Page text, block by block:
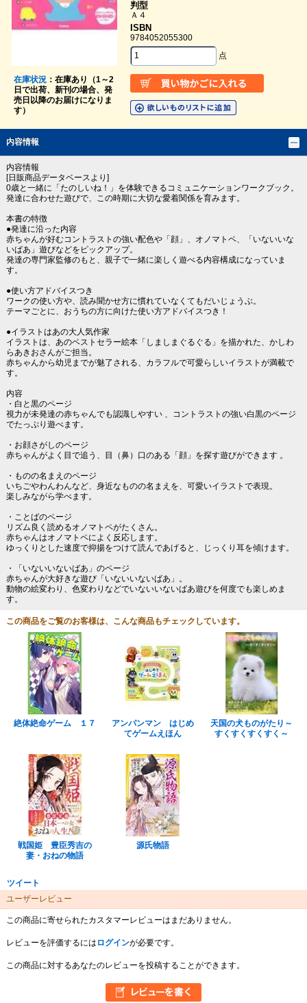
在庫状況：在庫あり（1～2
日で出荷、新刊の場合、発
売日以降のお届けになりま
す）
判型
Ａ４
ISBN
9784052055300
点
内容情報
内容情報
[日販商品データベースより]
0歳と一緒に「たのしいね！」を体験できるコミュニケーションワークブック。
発達に合わせた遊びで、この時期に大切な愛着関係を育みます。
本書の特徴
●発達に沿った内容
赤ちゃんが好むコントラストの強い配色や「顔」、オノマトペ、「いないいな
いばあ」遊びなどをピックアップ。
発達の専門家監修のもと、親子で一緒に楽しく遊べる内容構成になっていま
す。
●使い方アドバイスつき
ワークの使い方や、読み聞かせ方に慣れていなくてもだいじょうぶ。
テーマごとに、おうちの方に向けた使い方アドバイスつき！
●イラストはあの大人気作家
イラストは、あのベストセラー絵本「しましまぐるぐる」を描かれた、かしわ
らあきおさんがご担当。
赤ちゃんから幼児までが魅了される、カラフルで可愛らしいイラストが満載で
す。
内容
・白と黒のページ
視力が未発達の赤ちゃんでも認識しやすい 、コントラストの強い白黒のページ
でたっぷり遊べます。
・お顔さがしのページ
赤ちゃんがよく目で追う、目（鼻）口のある「顔」を探す遊びができます 。
・ものの名まえのページ
いちごやわんわんなど、身近なものの名まえを、可愛いイラストで表現。
楽しみながら学べます。
・ことばのページ
リズム良く読めるオノマトペがたくさん。
赤ちゃんはオノマトペによく反応します。
ゆっくりとした速度で抑揚をつけて読んであげると、じっくり耳を傾けます。
・「いないいないばあ」のページ
赤ちゃんが大好きな遊び「いないいないばあ」。
動物の絵変わり、色変わりなどでいないいないばあ遊びを何度でも楽しめま
す。
この商品をご覧のお客様は、こんな商品もチェックしています。
絶体絶命ゲーム １７
アンパンマン はじめ
てゲームえほん
天国の犬ものがたり～
すくすくすくすく～
戦国姫 豊臣秀吉の
妻・おねの物語
源氏物語
ツイート
ユーザーレビュー
この商品に寄せられたカスタマーレビューはまだありません。
レビューを評価するには ログインが必要です。
この商品に対するあなたのレビューを投稿することができます。